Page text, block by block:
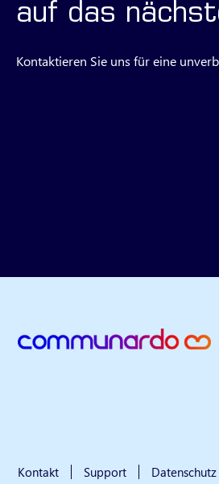
auf das
Kontaktieren Sie uns für eine
Kontakt Support Datenschutz